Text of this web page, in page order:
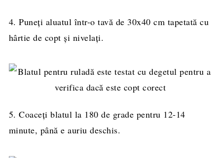
4. Puneți aluatul într-o tavă de 30x40 cm tapetată cu
hârtie de copt și nivelați.
5. Coaceți blatul la 180 de grade pentru 12-14
minute, până e auriu deschis.